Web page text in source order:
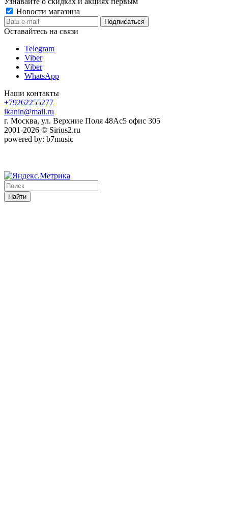
Новости магазина
Оставайтесь на связи
Telegram
Viber
Viber
WhatsApp
Наши контакты
+79262255277
ikanin@mail.ru
г. Москва, ул. Верхние Поля 48Ас5 офис 305
2001-2026 © Sirius2.ru
powered by: b7music
Найти